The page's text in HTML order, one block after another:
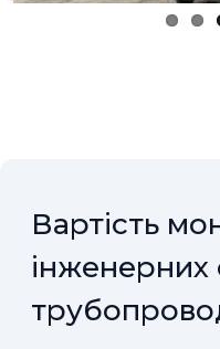
Вартість
інженерних